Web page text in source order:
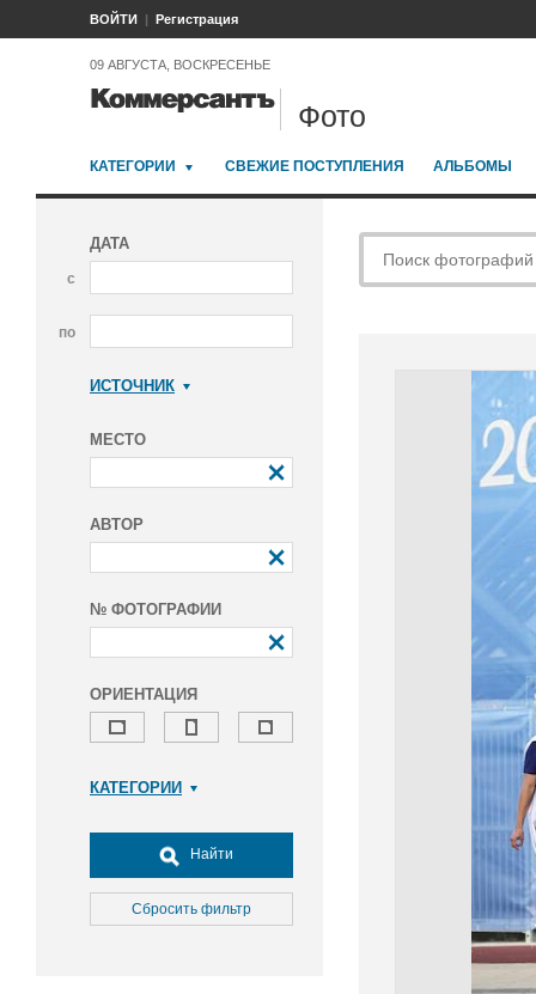
ВОЙТИ Регистрация
09 АВГУСТА, ВОСКРЕСЕНЬЕ
Фото
КАТЕГОРИИ СВЕЖИЕ ПОСТУПЛЕНИЯ АЛЬБОМЫ
ДАТА
с
по
ИСТОЧНИК
МЕСТО
АВТОР
№ ФОТОГРАФИИ
ОРИЕНТАЦИЯ
КАТЕГОРИИ
Досуг, туризм и отдых
Культура
Медицина
Найти
Сбросить фильтр